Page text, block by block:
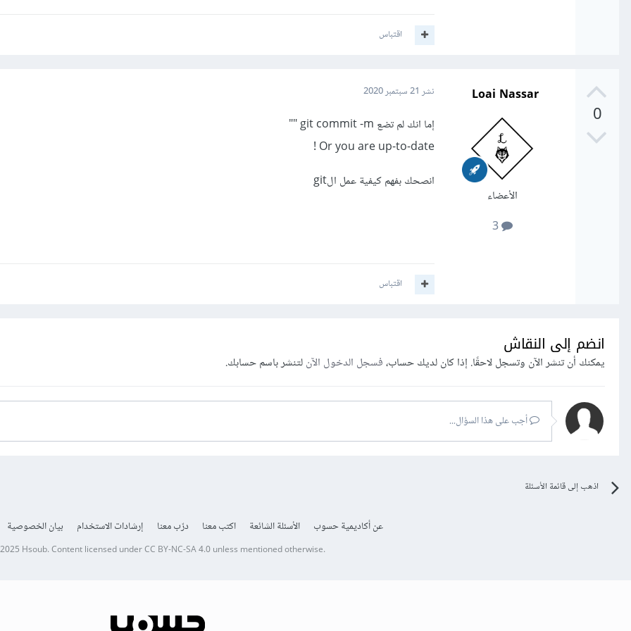
اقتباس
0
Loai Nassar
الأعضاء
3
نشر 21 سبتمبر 2020
إما انك لم تضع git commit -m ""
Or you are up-to-date !
انصحك بفهم كيفية عمل الgit
اقتباس
انضم إلى النقاش
يمكنك أن تنشر الآن وتسجل لاحقًا. إذا كان لديك حساب،فسجل الدخول الآنلتنشر باسم حسابك.
أجب على هذا السؤال...
اذهب إلى قائمة الأسئلة
عن أكاديمية حسوب الأسئلة الشائعة اكتب معنا درّب معنا إرشادات الاستخدام بيان الخصوصية
Hsoub.Content licensed underCC BY-NC-SA 4.0unless mentioned otherwise.